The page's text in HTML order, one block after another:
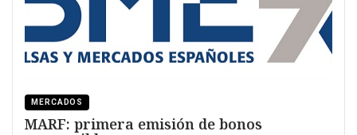
MERCADOS
MARF: primera emisión de bonos